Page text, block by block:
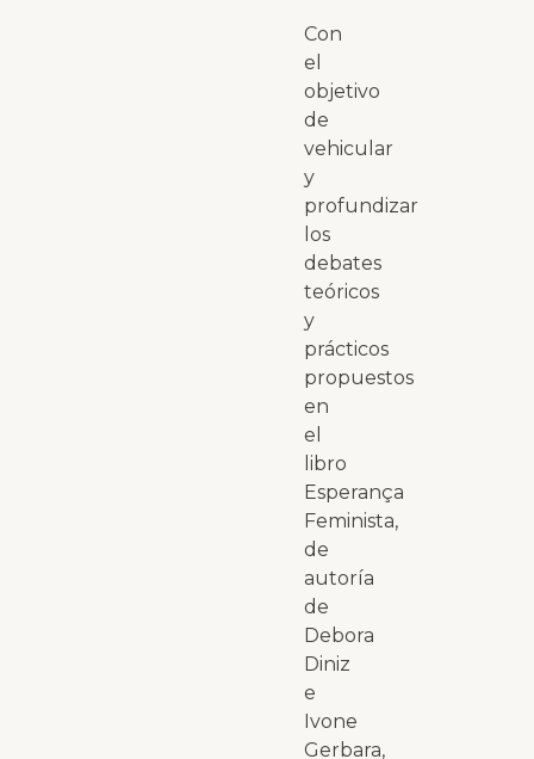
Con
el
objetivo
de
vehicular
y
profundizar
los
debates
teóricos
y
prácticos
propuestos
en
el
libro
Esperança
Feminista,
de
autoría
de
Debora
Diniz
e
Ivone
Gerbara,